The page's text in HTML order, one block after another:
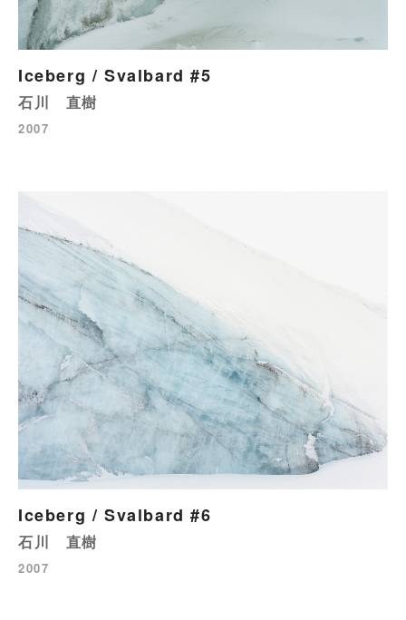
Iceberg / Svalbard #5
石川 直樹
2007
Iceberg / Svalbard #6
石川 直樹
2007